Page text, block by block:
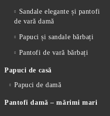
Sandale elegante și pantofi
de vară damă
Papuci și sandale bărbați
Pantofi de vară bărbați
Papuci de casă
Papuci de damă
Pantofi damă – mărimi mari